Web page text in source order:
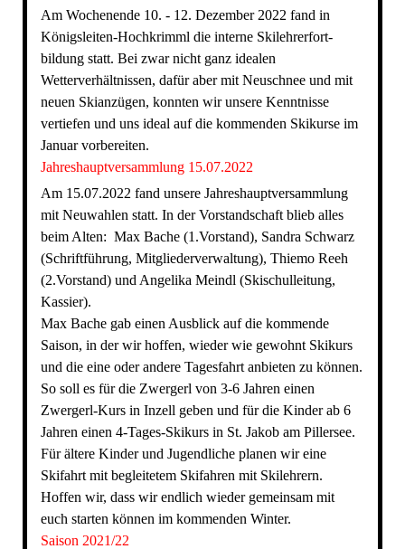
Am Wochenende 10. - 12. Dezember 2022 fand in
Königsleiten-Hochkrimml die interne Skilehrerfort-
bildung statt. Bei zwar nicht ganz idealen
Wetterverhältnissen, dafür aber mit Neuschnee und mit
neuen Skianzügen, konnten wir unsere Kenntnisse
vertiefen und uns ideal auf die kommenden Skikurse im
Januar vorbereiten.
Jahreshauptversammlung 15.07.2022
Am 15.07.2022 fand unsere Jahreshauptversammlung
mit Neuwahlen statt. In der Vorstandschaft blieb alles
beim Alten: Max Bache (1.Vorstand), Sandra Schwarz
(Schriftführung, Mitgliederverwaltung), Thiemo Reeh
(2.Vorstand) und Angelika Meindl (Skischulleitung,
Kassier).
Max Bache gab einen Ausblick auf die kommende
Saison, in der wir hoffen, wieder wie gewohnt Skikurs
und die eine oder andere Tagesfahrt anbieten zu können.
So soll es für die Zwergerl von 3-6 Jahren einen
Zwergerl-Kurs in Inzell geben und für die Kinder ab 6
Jahren einen 4-Tages-Skikurs in St. Jakob am Pillersee.
Für ältere Kinder und Jugendliche planen wir eine
Skifahrt mit begleitetem Skifahren mit Skilehrern.
Hoffen wir, dass wir endlich wieder gemeinsam mit
euch starten können im kommenden Winter.
Saison 2021/22